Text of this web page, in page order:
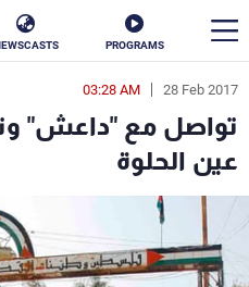
PROGRAMS
28 Feb 2017
03:28 AM
تواصل مع "داعش"
عين الحلوة
en
الأخبار
سياسة
إقتصاد